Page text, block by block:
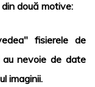
două motive:
fisierele de
nevoie de date
imaginii.